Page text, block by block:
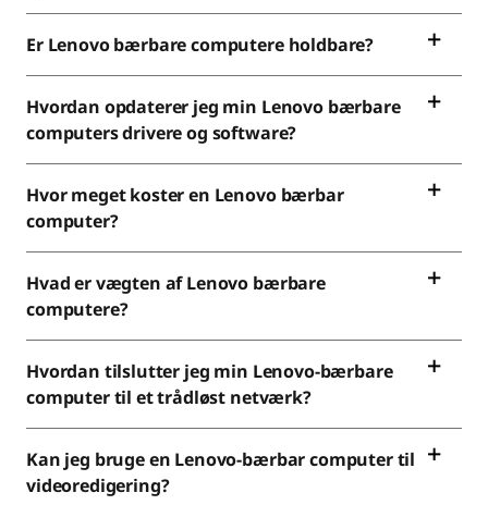
Er Lenovo bærbare computere holdbare?
Hvordan opdaterer jeg min Lenovo bærbare
computers drivere og software?
Hvor meget koster en Lenovo bærbar
computer?
Hvad er vægten af Lenovo bærbare
computere?
Hvordan tilslutter jeg min Lenovo-bærbare
computer til et trådløst netværk?
Kan jeg bruge en Lenovo-bærbar computer til
videoredigering?